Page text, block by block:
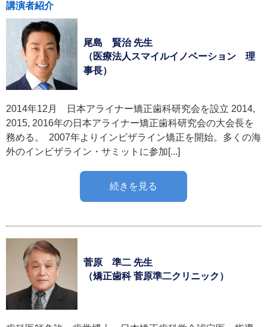
講演者紹介
尾島 賢治 先生
（医療法人スマイルイノベーション 理
事長）
2014年12月 日本アライナー矯正歯科研究会を設立 2014,
2015, 2016年の日本アライナー矯正歯科研究会の大会長を
務める。 2007年よりインビザライン矯正を開始。多くの海
外のインビザライン・サミットに参加[...]
続きを見る
菅原 準二 先生
（矯正歯科 菅原準二クリニック）